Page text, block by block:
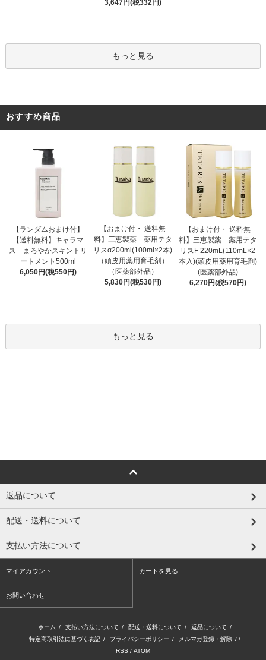
3,647円(税332円)
もっと見る
おすすめ商品
【ランダムおまけ付】
【送料無料】キャラマ
ス まろやかスキントリ
ートメント500ml
6,050円(税550円)
【おまけ付・ 送料無
料】三恵製薬 薬用テタ
リスα200ml(100ml×2本)
（頭皮用薬用育毛剤）
（医薬部外品）
5,830円(税530円)
【おまけ付・ 送料無
料】三恵製薬 薬用テタ
リスF 220mL(110mL×2
本入)(頭皮用薬用育毛剤)
(医薬部外品)
6,270円(税570円)
もっと見る
返品について
配送・送料について
支払い方法について
マイアカウント カートを見る
お問い合わせ
ホーム / 支払い方法について / 配送・送料について / 返品について /
特定商取引法に基づく表記 / プライバシーポリシー / メルマガ登録・解除 / /
RSS / ATOM